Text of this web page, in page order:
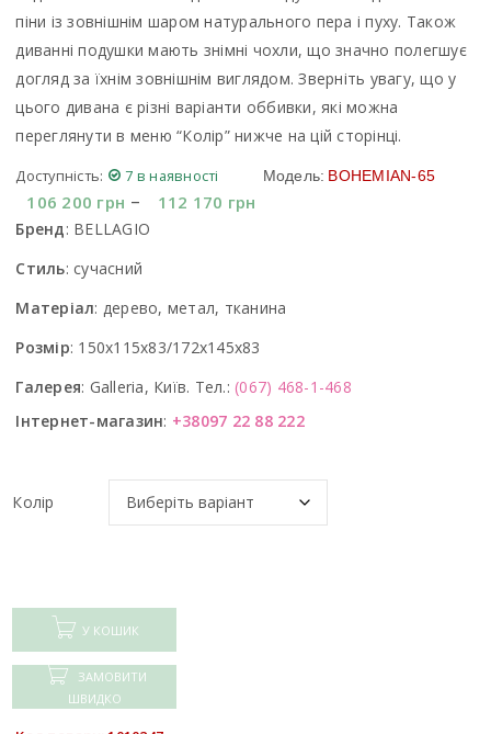
піни із зовнішнім шаром натурального пера і пуху. Також
диванні подушки мають знімні чохли, що значно полегшує
догляд за їхнім зовнішнім виглядом. Зверніть увагу, що у
цього дивана є різні варіанти оббивки, які можна
переглянути в меню “Колір” нижче на цій сторінці.
Доступність: 7 в наявності Модель: BOHEMIAN-65
106 200 грн – 112 170 грн
Бренд: BELLAGIO
Стиль: сучасний
Матеріал: дерево, метал, тканина
Розмір: 150x115x83/172x145x83
Галерея: Galleria, Київ. Тел.: (067) 468-1-468
Інтернет-магазин: +38097 22 88 222
Колір
У КОШИК
ЗАМОВИТИ
ШВИДКО